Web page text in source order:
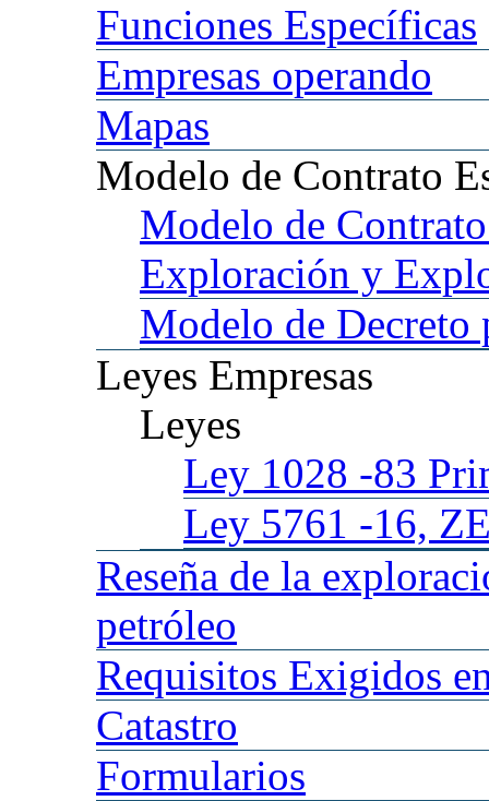
Funciones Específicas
Empresas operando
Mapas
Modelo de Contrato
Modelo de
Exploración y
Modelo de Decreto
Leyes Empresas
Leyes
Ley 1028 -83
Ley 5761 -16,
Reseña de la
petróleo
Requisitos Exigidos
Catastro
Formularios